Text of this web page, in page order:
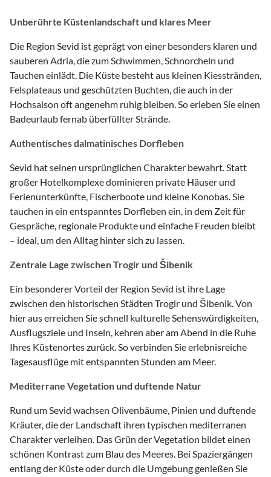
Unberührte Küstenlandschaft und klares Meer
Die Region Sevid ist geprägt von einer besonders klaren und
sauberen Adria, die zum Schwimmen, Schnorcheln und
Tauchen einlädt. Die Küste besteht aus kleinen Kiesstränden,
Felsplateaus und geschützten Buchten, die auch in der
Hochsaison oft angenehm ruhig bleiben. So erleben Sie einen
Badeurlaub fernab überfüllter Strände.
Authentisches dalmatinisches Dorfleben
Sevid hat seinen ursprünglichen Charakter bewahrt. Statt
großer Hotelkomplexe dominieren private Häuser und
Ferienunterkünfte, Fischerboote und kleine Konobas. Sie
tauchen in ein entspanntes Dorfleben ein, in dem Zeit für
Gespräche, regionale Produkte und einfache Freuden bleibt
– ideal, um den Alltag hinter sich zu lassen.
Zentrale Lage zwischen Trogir und Šibenik
Ein besonderer Vorteil der Region Sevid ist ihre Lage
zwischen den historischen Städten Trogir und Šibenik. Von
hier aus erreichen Sie schnell kulturelle Sehenswürdigkeiten,
Ausflugsziele und Inseln, kehren aber am Abend in die Ruhe
Ihres Küstenortes zurück. So verbinden Sie erlebnisreiche
Tagesausflüge mit entspannten Stunden am Meer.
Mediterrane Vegetation und duftende Natur
Rund um Sevid wachsen Olivenbäume, Pinien und duftende
Kräuter, die der Landschaft ihren typischen mediterranen
Charakter verleihen. Das Grün der Vegetation bildet einen
schönen Kontrast zum Blau des Meeres. Bei Spaziergängen
entlang der Küste oder durch die Umgebung genießen Sie